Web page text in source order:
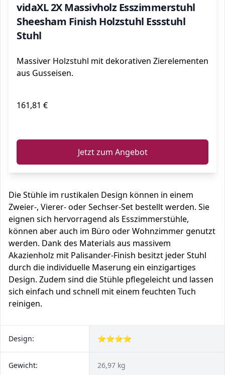
vidaXL 2X Massivholz Esszimmerstuhl
Sheesham Finish Holzstuhl Essstuhl
Stuhl
Massiver Holzstuhl mit dekorativen Zierelementen
aus Gusseisen.
161,81 €
Jetzt zum Angebot
Die Stühle im rustikalen Design können in einem
Zweier-, Vierer- oder Sechser-Set bestellt werden. Sie
eignen sich hervorragend als Esszimmerstühle,
können aber auch im Büro oder Wohnzimmer genutzt
werden. Dank des Materials aus massivem
Akazienholz mit Palisander-Finish besitzt jeder Stuhl
durch die individuelle Maserung ein einzigartiges
Design. Zudem sind die Stühle pflegeleicht und lassen
sich einfach und schnell mit einem feuchten Tuch
reinigen.
Design: ⭐⭐⭐⭐
Gewicht: 26,97 kg